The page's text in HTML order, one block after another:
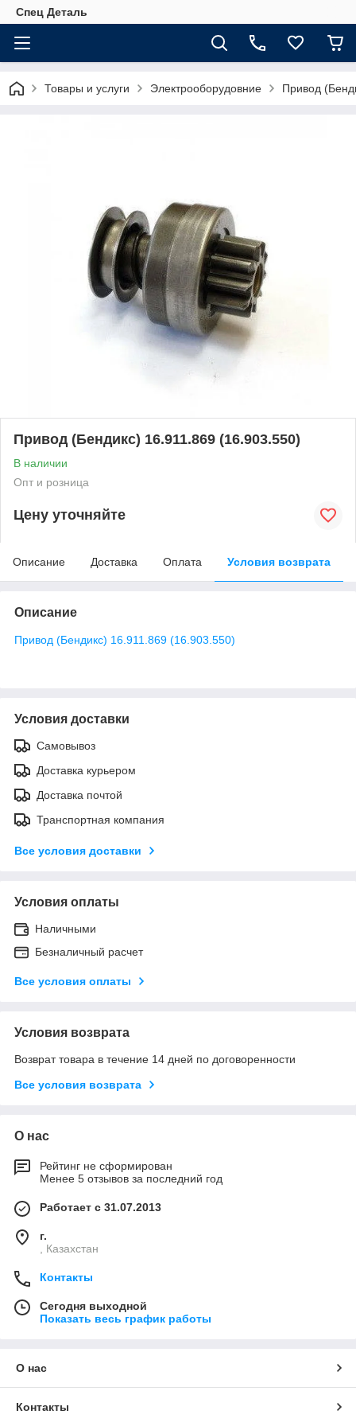
Спец Деталь
Товары и услуги Электрооборудовние Привод
Привод (Бендикс) 16.911.869 (16.903.550)
В наличии
Опт и розница
Цену уточняйте
Описание Доставка Оплата Условия возврата
Описание
Привод (Бендикс) 16.911.869 (16.903.550)
Условия доставки
Самовывоз
Доставка курьером
Доставка почтой
Транспортная компания
Все условия доставки
Условия оплаты
Наличными
Безналичный расчет
Все условия оплаты
Условия возврата
Возврат товара в течение 14 дней по договоренности
Все условия возврата
О нас
Рейтинг не сформирован
Менее 5 отзывов за последний год
Работает с 31.07.2013
г.
, Казахстан
Контакты
Сегодня выходной
Показать весь график работы
О нас
Контакты